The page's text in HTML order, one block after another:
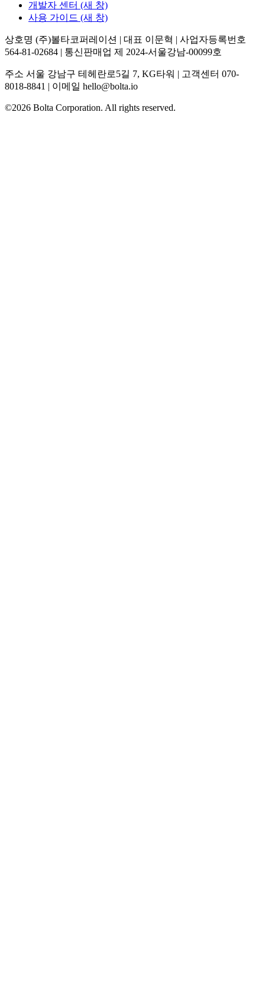
개발자 센터 (새 창)
사용 가이드 (새 창)
상호명 (주)볼타코퍼레이션 | 대표 이문혁 | 사업자등록번호
564-81-02684 | 통신판매업 제 2024-서울강남-00099호
주소 서울 강남구 테헤란로5길 7, KG타워 | 고객센터 070-
8018-8841 | 이메일 hello@bolta.io
©2026 Bolta Corporation. All rights reserved.